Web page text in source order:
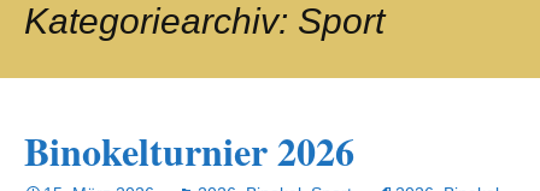
Kategoriearchiv: Sport
Binokelturnier 2026